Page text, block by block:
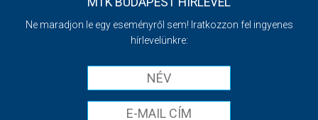
Ne maradjon le egy eseményről sem! Iratkozzon fel ingyenes
hírlevelünkre: